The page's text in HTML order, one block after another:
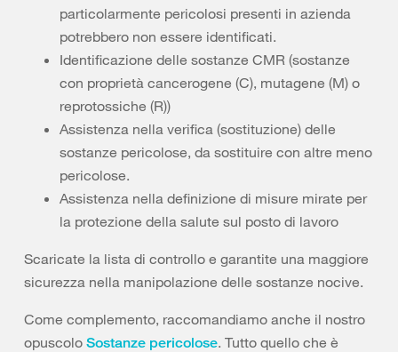
particolarmente pericolosi presenti in azienda
potrebbero non essere identificati.
Identificazione delle sostanze CMR (sostanze
con proprietà cancerogene (C), mutagene (M) o
reprotossiche (R))
Assistenza nella verifica (sostituzione) delle
sostanze pericolose, da sostituire con altre meno
pericolose.
Assistenza nella definizione di misure mirate per
la protezione della salute sul posto di lavoro
Scaricate la lista di controllo e garantite una maggiore
sicurezza nella manipolazione delle sostanze nocive.
Come complemento, raccomandiamo anche il nostro
opuscolo Sostanze pericolose. Tutto quello che è